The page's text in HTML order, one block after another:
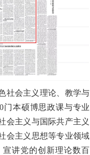
社会主义理论、教学与
门本硕博思政课与专业
会主义与国际共产主义
会主义思想等专业领域
讲党的创新理论数百